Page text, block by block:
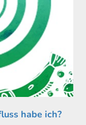
habe ich?